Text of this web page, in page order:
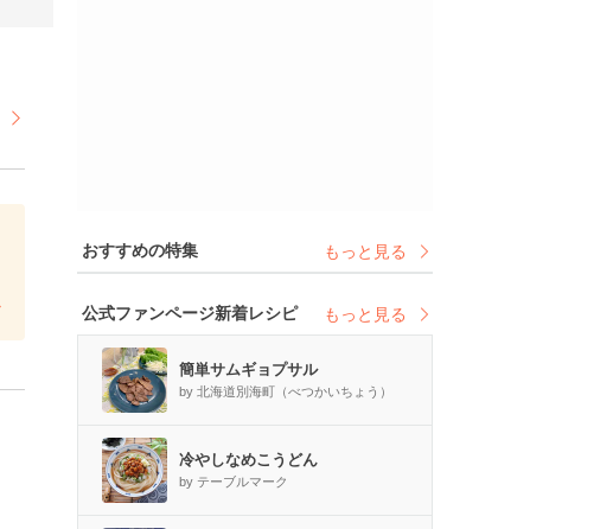
おすすめの特集 もっと見る
公式ファンページ新着レシピ もっと見る
簡単サムギョプサル
by 北海道別海町（べつかいちょう）
冷やしなめこうどん
by テーブルマーク